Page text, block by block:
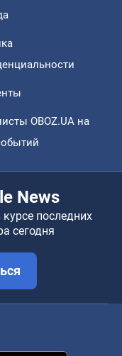
OBOZ.UA на
News
последних
сегодня